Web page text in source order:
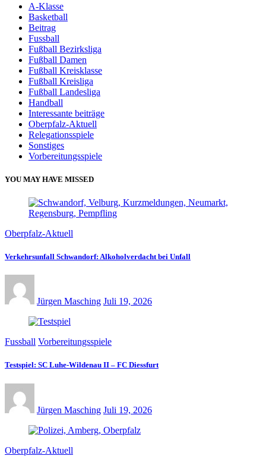
A-Klasse
Basketball
Beitrag
Fussball
Fußball Bezirksliga
Fußball Damen
Fußball Kreisklasse
Fußball Kreisliga
Fußball Landesliga
Handball
Interessante beiträge
Oberpfalz-Aktuell
Relegationsspiele
Sonstiges
Vorbereitungsspiele
YOU MAY HAVE MISSED
Oberpfalz-Aktuell
Verkehrsunfall Schwandorf: Alkoholverdacht bei Unfall
Jürgen Masching Juli 19, 2026
Fussball Vorbereitungsspiele
Testspiel: SC Luhe-Wildenau II – FC Diessfurt
Jürgen Masching Juli 19, 2026
Oberpfalz-Aktuell